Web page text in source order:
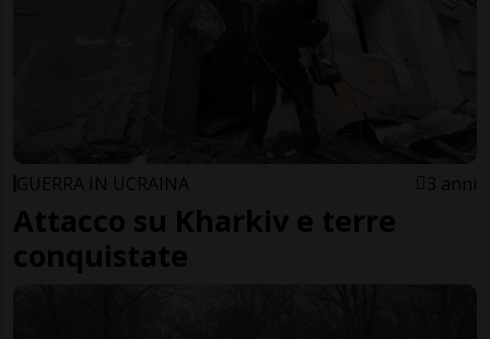
GUERRA IN UCRAINA 3 anni
Attacco su Kharkiv e terre
conquistate